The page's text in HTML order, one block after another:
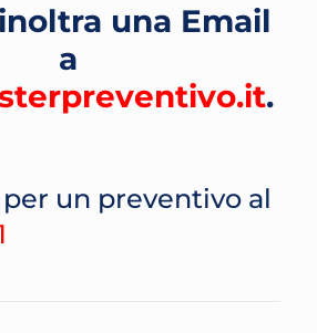
una Email
a
.
un preventivo al